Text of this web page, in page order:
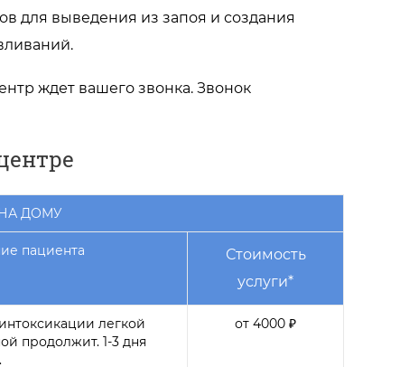
для выведения из запоя и создания
ждет вашего звонка. Звонок
ДОМУ
пациента
Стоимость
услуги*
легкой
продолжит. 1-3 дня
от 4000 ₽